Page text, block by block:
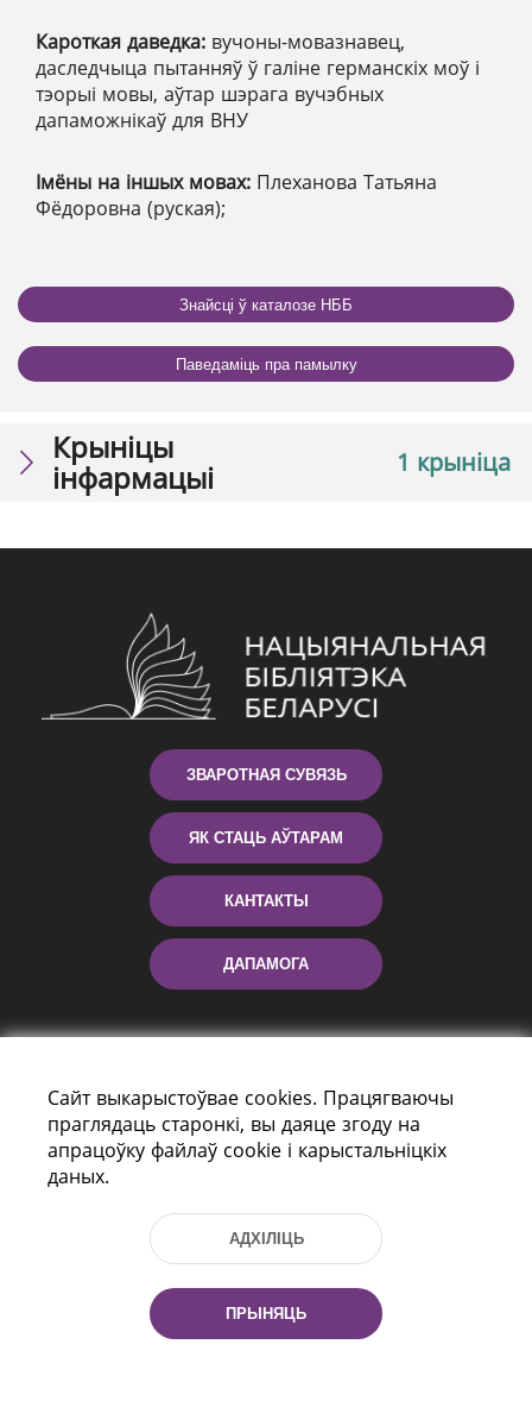
Кароткая даведка: вучоны-мовазнавец,
даследчыца пытанняў ў галіне германскіх моў і
тэорыі мовы, аўтар шэрага вучэбных
дапаможнікаў для ВНУ
Імёны на іншых мовах: Плеханова Татьяна
Фёдоровна (руская);
Знайсці ў каталозе НББ
Паведаміць пра памылку
1 крыніца
Крыніцы
інфармацыі
ЗВАРОТНАЯ СУВЯЗЬ
ЯК СТАЦЬ АЎТАРАМ
КАНТАКТЫ
ДАПАМОГА
праспект Незалежнасці 116
г. Мiнск, Рэспубліка Беларусь, 220114
Тэл.: (+375 17) 368 37 37, Факс: (+375 17)
Эл. пошта: inbox@nlb.by
Сайт выкарыстоўвае cookies. Працягваючы
праглядаць старонкі, вы даяце згоду на
апрацоўку файлаў cookie і карыстальніцкіх
даных.
АДХІЛІЦЬ
ПРЫНЯЦЬ